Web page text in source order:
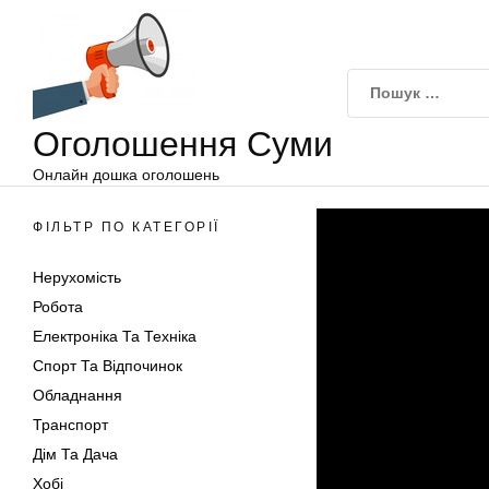
Оголошення Суми
Онлайн дошка оголошень
ФІЛЬТР ПО КАТЕГОРІЇ
Нерухомість
Робота
Електроніка Та Техніка
Спорт Та Відпочинок
Обладнання
Транспорт
Дім Та Дача
Хобі